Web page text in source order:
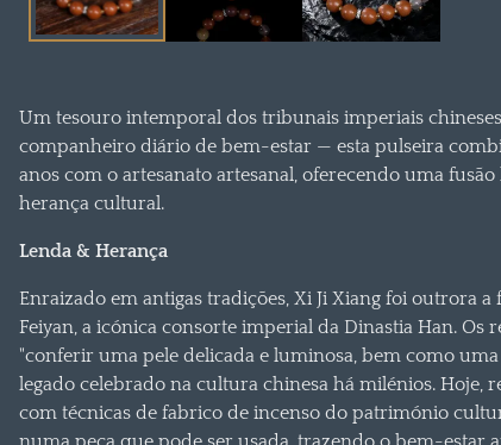
Um tesouro intemporal dos tribunais imperiais
companheiro diário de bem-estar — esta pulseira
anos com o artesanato artesanal, oferecendo uma
herança cultural.
Lenda & Herança
Enraizado em antigas tradições, Xi Ji Xiang foi outrora
Feiyan, a icónica consorte imperial da Dinastia Han. Os
"conferir uma pele delicada e luminosa, bem como
legado celebrado na cultura chinesa há milénios. Hoje,
com técnicas de fabrico de incenso do património